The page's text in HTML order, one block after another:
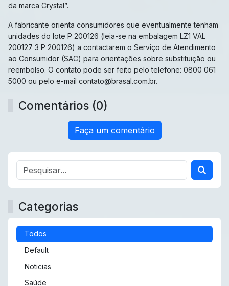
da marca Crystal”.
A fabricante orienta consumidores que eventualmente tenham
unidades do lote P 200126 (leia-se na embalagem LZ1 VAL
200127 3 P 200126) a contactarem o Serviço de Atendimento
ao Consumidor (SAC) para orientações sobre substituição ou
reembolso. O contato pode ser feito pelo telefone: 0800 061
5000 ou pelo e-mail contato@brasal.com.br.
Comentários (0)
Faça um comentário
Categorias
Todos
Default
Noticias
Saúde